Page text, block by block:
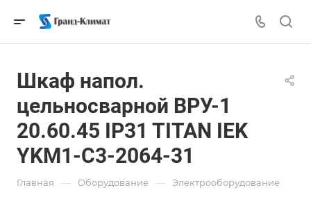
Шкаф напол.
цельносварной ВРУ-1
20.60.45 IP31 TITAN IEK
YKM1-C3-2064-31
Главная — Оборудование — Электрооборудование